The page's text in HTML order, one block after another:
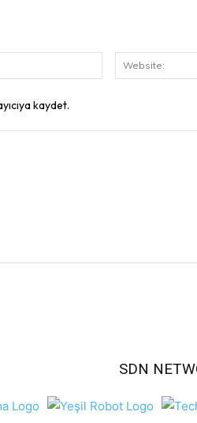
Posta:
kaydet.
SDN